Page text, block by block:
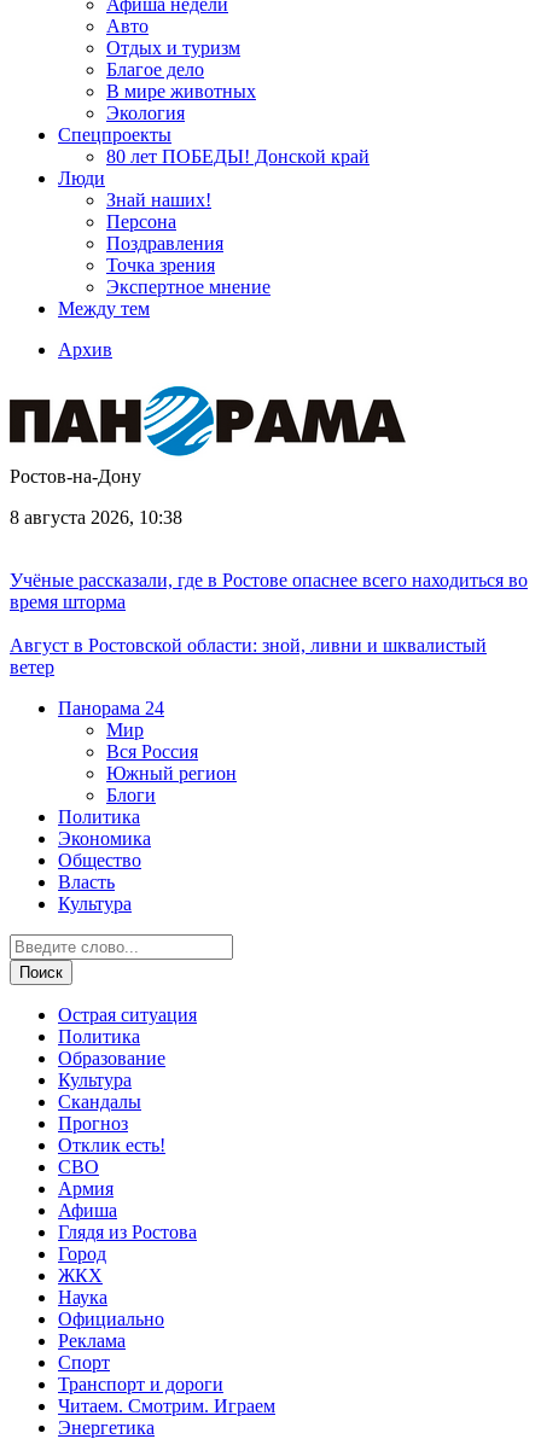
Афиша недели
Авто
Отдых и туризм
Благое дело
В мире животных
Экология
Спецпроекты
80 лет ПОБЕДЫ! Донской край
Люди
Знай наших!
Персона
Поздравления
Точка зрения
Экспертное мнение
Между тем
Архив
Ростов-на-Дону
8 августа 2026, 10:38
Учёные рассказали, где в Ростове опаснее всего находиться во
время шторма
Август в Ростовской области: зной, ливни и шквалистый
ветер
Панорама 24
Мир
Вся Россия
Южный регион
Блоги
Политика
Экономика
Общество
Власть
Культура
Острая ситуация
Политика
Образование
Культура
Скандалы
Прогноз
Отклик есть!
СВО
Армия
Афиша
Глядя из Ростова
Город
ЖКХ
Наука
Официально
Реклама
Спорт
Транспорт и дороги
Читаем. Смотрим. Играем
Энергетика